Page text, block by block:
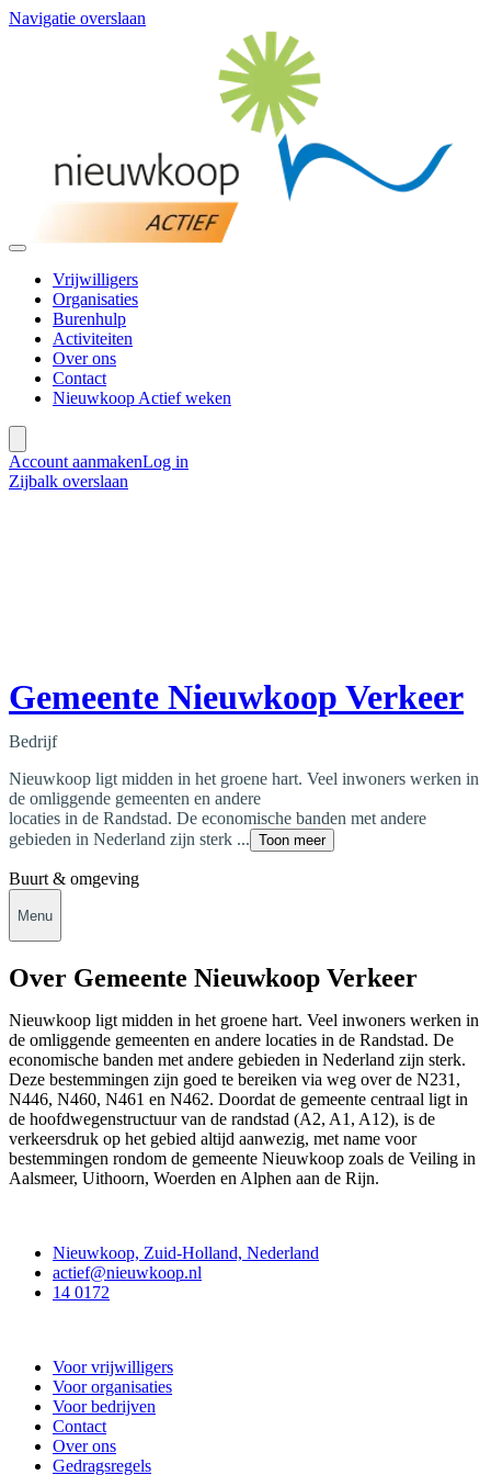
Navigatie overslaan
Vrijwilligers
Organisaties
Burenhulp
Activiteiten
Over ons
Contact
Nieuwkoop Actief weken
Account aanmakenLog in
Zijbalk overslaan
Gemeente Nieuwkoop Verkeer
Bedrijf
Nieuwkoop ligt midden in het groene hart. Veel inwoners werken in
de omliggende gemeenten en andere
locaties in de Randstad. De economische banden met andere
gebieden in Nederland zijn sterk ... Toon meer
Buurt & omgeving
Menu
Over Gemeente Nieuwkoop Verkeer
Nieuwkoop ligt midden in het groene hart. Veel inwoners werken in
de omliggende gemeenten en andere locaties in de Randstad. De
economische banden met andere gebieden in Nederland zijn sterk.
Deze bestemmingen zijn goed te bereiken via weg over de N231,
N446, N460, N461 en N462. Doordat de gemeente centraal ligt in
de hoofdwegenstructuur van de randstad (A2, A1, A12), is de
verkeersdruk op het gebied altijd aanwezig, met name voor
bestemmingen rondom de gemeente Nieuwkoop zoals de Veiling in
Aalsmeer, Uithoorn, Woerden en Alphen aan de Rijn.
Nieuwkoop, Zuid-Holland, Nederland
actief@nieuwkoop.nl
14 0172
Voor vrijwilligers
Voor organisaties
Voor bedrijven
Contact
Over ons
Gedragsregels